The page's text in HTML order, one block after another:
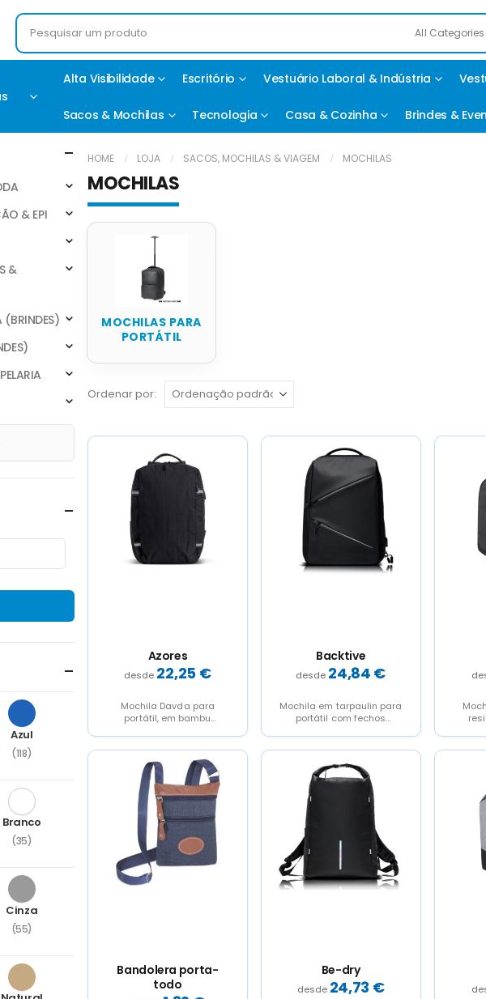
All Categories
Alta Visibilidade Escritório Vestuário Laboral & Indústria
Sacos & Mochilas Tecnologia Casa & Cozinha Brindes &
HOME LOJA SACOS, MOCHILAS & VIAGEM MOCHILAS
MOCHILAS
MOCHILAS PARA
PORTÁTIL
Ordenar por:
Azores
22,25 €
Mochila Davda para
portátil, em bambu
Backtive
24,84 €
Mochila em tarpaulin para
portátil com fechos
Bandolera porta-
todo
Be-dry
24,73 €
& EPI
&
(BRINDES)
Azul
(118)
Branco
(35)
Cinza
(55)